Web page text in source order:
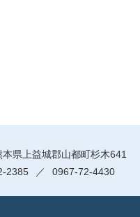
県上益城郡山都町杉木641
2385
0967-72-4430